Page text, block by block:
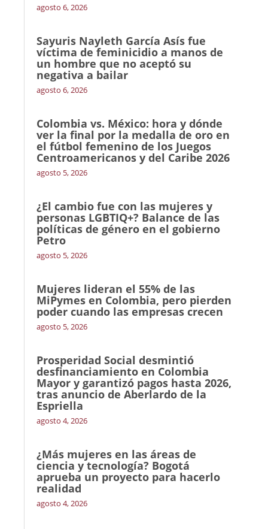
agosto 6, 2026
Sayuris Nayleth García Asís fue
víctima de feminicidio a manos de
un hombre que no aceptó su
negativa a bailar
agosto 6, 2026
Colombia vs. México: hora y dónde
ver la final por la medalla de oro en
el fútbol femenino de los Juegos
Centroamericanos y del Caribe 2026
agosto 5, 2026
¿El cambio fue con las mujeres y
personas LGBTIQ+? Balance de las
políticas de género en el gobierno
Petro
agosto 5, 2026
Mujeres lideran el 55% de las
MiPymes en Colombia, pero pierden
poder cuando las empresas crecen
agosto 5, 2026
Prosperidad Social desmintió
desfinanciamiento en Colombia
Mayor y garantizó pagos hasta 2026,
tras anuncio de Aberlardo de la
Espriella
agosto 4, 2026
¿Más mujeres en las áreas de
ciencia y tecnología? Bogotá
aprueba un proyecto para hacerlo
realidad
agosto 4, 2026